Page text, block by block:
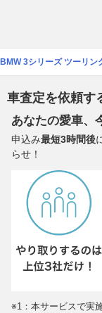
BMW 3シリーズ ツーリン
車査定を依頼す
あなたの愛車、
申込み最短3時間後
らせ！
※1：本サービスで実